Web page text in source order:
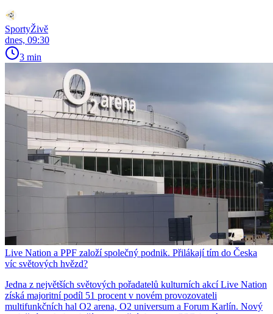
SportyŽivě
dnes, 09:30
3 min
Live Nation a PPF založí společný podnik. Přilákají tím do Česka
víc světových hvězd?
Jedna z největších světových pořadatelů kulturních akcí Live Nation
získá majoritní podíl 51 procent v novém provozovateli
multifunkčních hal O2 arena, O2 universum a Forum Karlín. Nový